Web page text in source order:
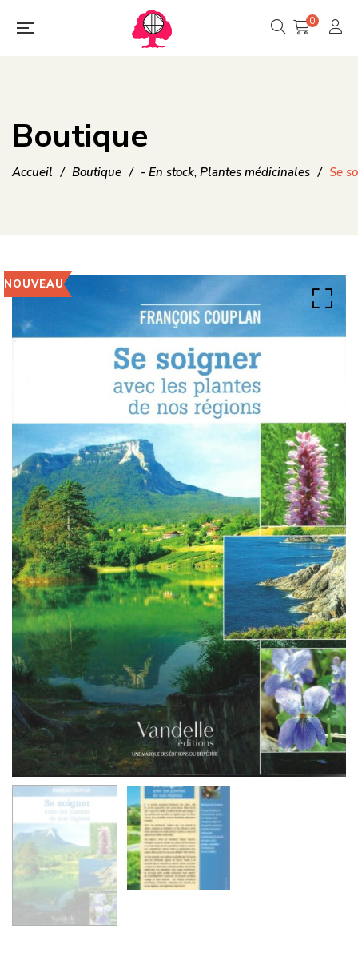
0
Boutique
Accueil / Boutique / - En stock, Plantes médicinales / Se
NOUVEAU